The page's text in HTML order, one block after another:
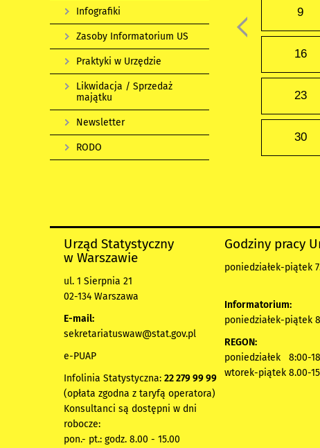
9
16
23
30
Infografiki
Zasoby Informatorium US
Praktyki w Urzędzie
Likwidacja / Sprzedaż
majątku
Newsletter
RODO
Urząd Statystyczny
w Warszawie
ul. 1 Sierpnia 21
02-134 Warszawa
E-mail:
sekretariatuswaw@stat.gov.pl
e-PUAP
Infolinia Statystyczna: 22 279 99 99
(opłata zgodna z taryfą operatora)
Konsultanci są dostępni w dni
robocze:
pon.- pt.: godz. 8.00 - 15.00
Godziny pracy
poniedziałek-piątek
Informatorium:
poniedziałek-piątek
REGON:
poniedziałek 8:00-
wtorek-piątek 8.00-